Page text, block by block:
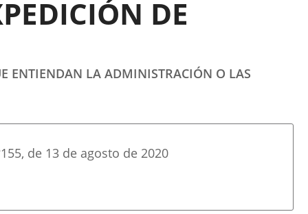
DE
ENTIENDAN LA ADMINISTRACIÓN O LAS
155, de 13 de agosto de 2020